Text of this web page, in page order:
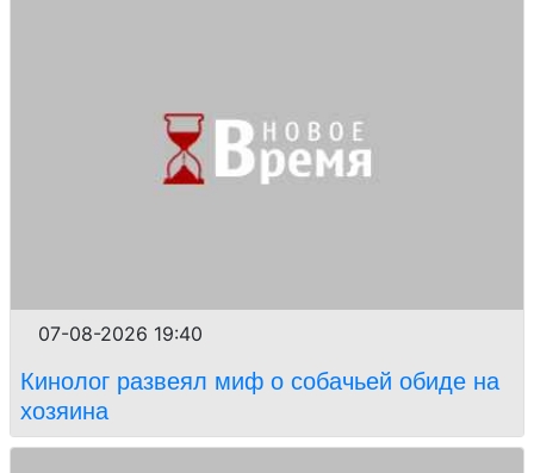
07-08-2026 19:40
Кинолог развеял миф о собачьей обиде на
хозяина